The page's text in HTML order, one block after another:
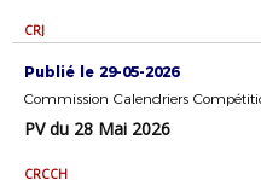
CRJ
Publié le 29-05-2026
PV du 28 Mai 2026
CRCCH